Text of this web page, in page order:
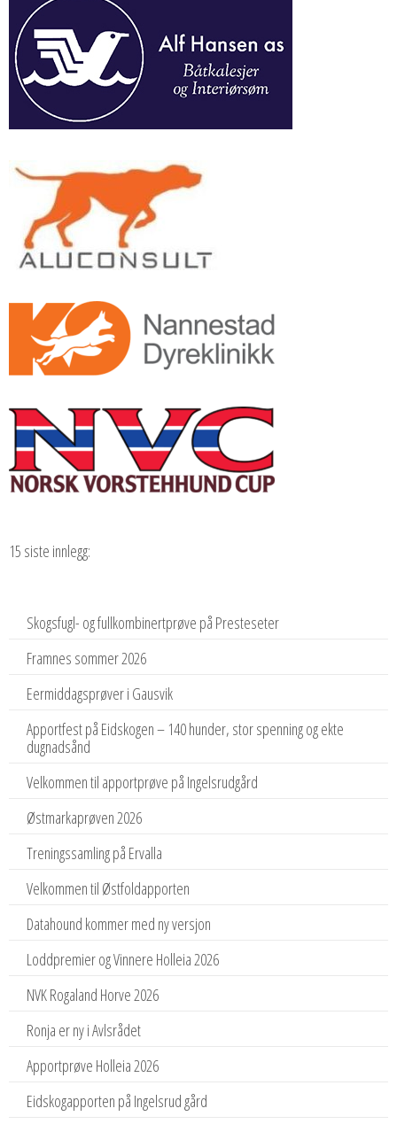
15 siste innlegg:
Skogsfugl- og fullkombinertprøve på Presteseter
Framnes sommer 2026
Eermiddagsprøver i Gausvik
Apportfest på Eidskogen – 140 hunder, stor spenning og ekte
dugnadsånd
Velkommen til apportprøve på Ingelsrudgård
Østmarkaprøven 2026
Treningssamling på Ervalla
Velkommen til Østfoldapporten
Datahound kommer med ny versjon
Loddpremier og Vinnere Holleia 2026
NVK Rogaland Horve 2026
Ronja er ny i Avlsrådet
Apportprøve Holleia 2026
Eidskogapporten på Ingelsrud gård